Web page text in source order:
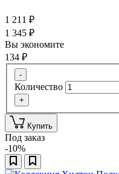
1 211 ₽
1 345 ₽
Вы экономите
134 ₽
-
Количество
+
Купить
Под заказ
-10%